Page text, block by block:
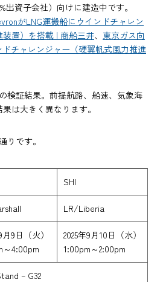
出資子会社）向けに建造中です。
がLNG運搬船にウインドチャレン
置）を搭載 | 商船三井、 東京ガス向
チャレンジャー（硬翼帆式風力推進
検証結果。前提航路、船速、気象海
は大きく異なります。
りです。
SHI
LR/Liberia
月9日（火）
～4:00pm
2025年9月10日（水）
1:00pm～2:00pm
– G32